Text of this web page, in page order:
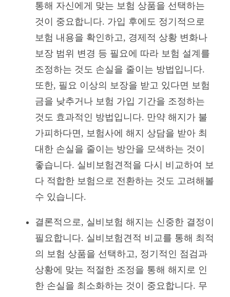
통해 자신에게 맞는 보험 상품을 선택하는
것이 중요합니다. 가입 후에도 정기적으로
보험 내용을 확인하고, 경제적 상황 변화나
보장 범위 변경 등 필요에 따라 보험 설계를
조정하는 것도 손실을 줄이는 방법입니다.
또한, 필요 이상의 보장을 받고 있다면 보험
금을 낮추거나 보험 가입 기간을 조정하는
것도 효과적인 방법입니다. 만약 해지가 불
가피하다면, 보험사에 해지 상담을 받아 최
대한 손실을 줄이는 방안을 모색하는 것이
좋습니다. 실비보험견적을 다시 비교하여 보
다 적합한 보험으로 전환하는 것도 고려해볼
수 있습니다.
결론적으로, 실비보험 해지는 신중한 결정이
필요합니다. 실비보험견적 비교를 통해 최적
의 보험 상품을 선택하고, 정기적인 점검과
상황에 맞는 적절한 조정을 통해 해지로 인
한 손실을 최소화하는 것이 중요합니다. 무